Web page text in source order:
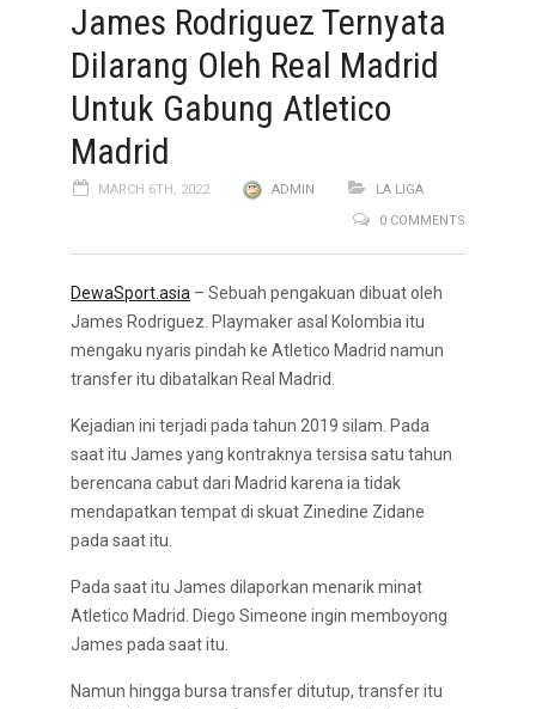
James Rodriguez Ternyata
Dilarang Oleh Real Madrid
Untuk Gabung Atletico
Madrid
MARCH 6TH, 2022 ADMIN
LA LIGA
0 COMMENTS
DewaSport.asia – Sebuah pengakuan dibuat oleh
James Rodriguez. Playmaker asal Kolombia itu
mengaku nyaris pindah ke Atletico Madrid namun
transfer itu dibatalkan Real Madrid.
Kejadian ini terjadi pada tahun 2019 silam. Pada
saat itu James yang kontraknya tersisa satu tahun
berencana cabut dari Madrid karena ia tidak
mendapatkan tempat di skuat Zinedine Zidane
pada saat itu.
Pada saat itu James dilaporkan menarik minat
Atletico Madrid. Diego Simeone ingin memboyong
James pada saat itu.
Namun hingga bursa transfer ditutup, transfer itu